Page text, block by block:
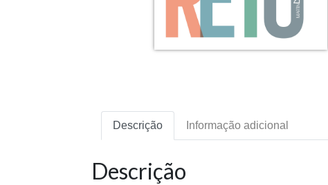
Descrição Informação adicional
Descrição